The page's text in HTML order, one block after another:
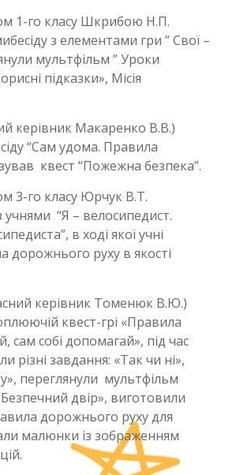
1-го класу Шкрибою Н.П.
з елементами гри ” Свої –
мультфільм ” Уроки
підказки», Місія
керівник Макаренко В.В.)
“Сам удома. Правила
квест “Пожежна безпека”.
3-го класу Юрчук В.Т.
учнями “Я – велосипедист.
в ході якої учні
дорожнього руху в якості
керівник Томенюк В.Ю.)
квест-грі «Правила
сам собі допомагай», під час
різні завдання: «Так чи ні»,
переглянули мультфільм
Безпечний двір», виготовили
дорожнього руху для
малюнки із зображенням